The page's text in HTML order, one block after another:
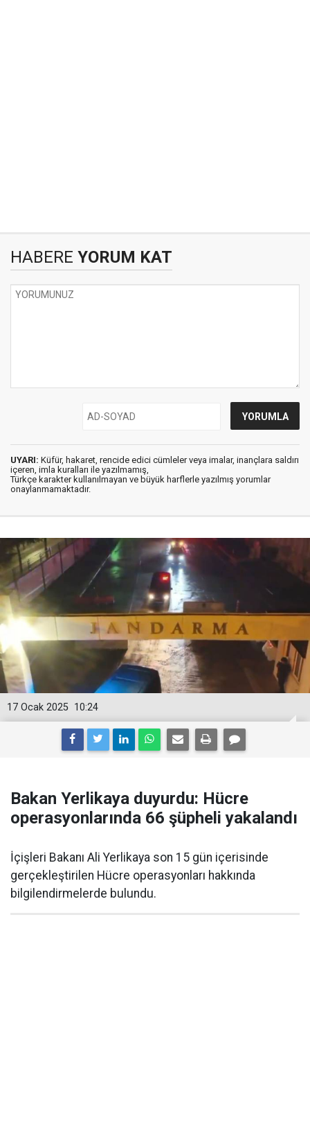
HABERE YORUM KAT
UYARI: Küfür, hakaret, rencide edici cümleler veya imalar, inançlara saldırı
içeren, imla kuralları ile yazılmamış,
Türkçe karakter kullanılmayan ve büyük harflerle yazılmış yorumlar
onaylanmamaktadır.
10:24
17 Ocak 2025
Bakan Yerlikaya duyurdu: Hücre
operasyonlarında 66 şüpheli yakalandı
İçişleri Bakanı Ali Yerlikaya son 15 gün içerisinde
gerçekleştirilen Hücre operasyonları hakkında
bilgilendirmelerde bulundu.